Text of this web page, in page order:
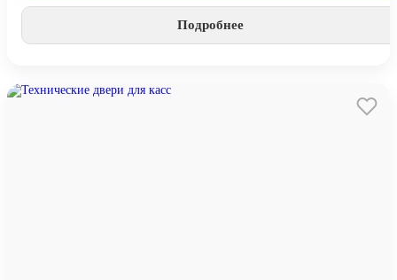
Подробнее